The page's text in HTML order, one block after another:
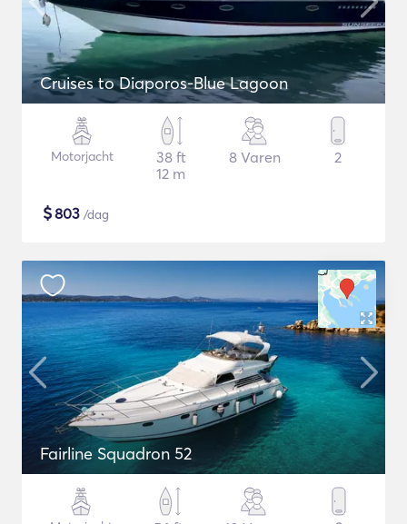
Cruises to Diaporos-Blue Lagoon
Motorjacht
38 ft
12 m
8 Varen 2
$803 /dag
Fairline Squadron 52